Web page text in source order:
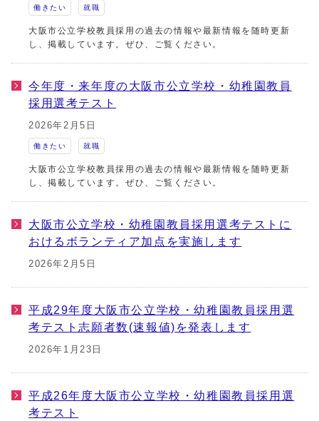
働きたい 就職
大阪市公立学校教員採用の過去の情報や最新情報を随時更新
し、掲載しています。ぜひ、ご覧ください。
今年度・来年度の大阪市公立学校・幼稚園教員
採用選考テスト
2026年2月5日
働きたい 就職
大阪市公立学校教員採用の過去の情報や最新情報を随時更新
し、掲載しています。ぜひ、ご覧ください。
大阪市公立学校・幼稚園教員採用選考テストに
おけるボランティア加点を実施します
2026年2月5日
平成29年度大阪市公立学校・幼稚園教員採用選
考テスト志願者数(速報値)を発表します
2026年1月23日
平成26年度大阪市公立学校・幼稚園教員採用選
考テスト